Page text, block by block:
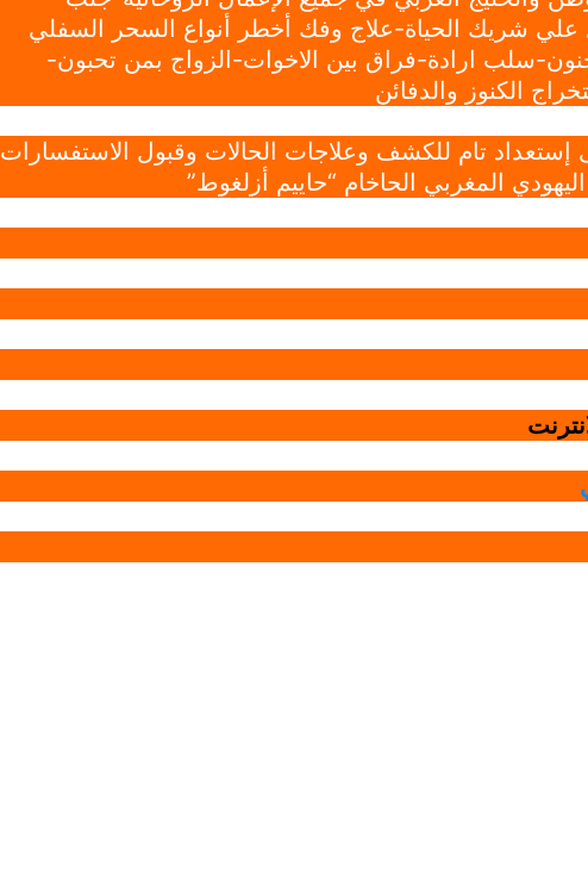
علي شريك الحياة-علاج وفك أخطر أنواع السحر السفلي
سلب ارادة-فراق بين الاخوات-الزواج بمن تحبون-
الكنوز والدفائن
إستعداد تام للكشف وعلاجات الحالات وقبول الاستفسارات
المغربي الحاخام “حاييم أزلغوط”